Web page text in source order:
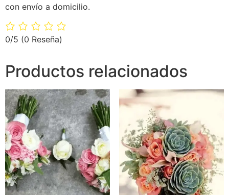
con envío a domicilio.
0/5 (0 Reseña)
Productos relacionados